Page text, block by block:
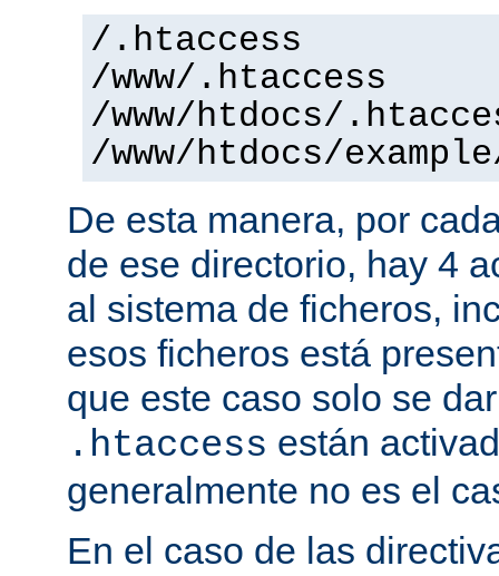
/.htaccess
/www/.htaccess
/www/htdocs/
/www/htdocs/
De esta manera, por
de ese directorio, hay 4
al sistema de ficheros,
esos ficheros está
que este caso solo se
.htaccess están
generalmente no es el
En el caso de las